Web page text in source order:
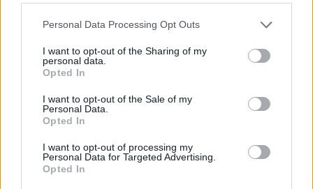
Please note that this website/app uses one or more Google
not limited to your visit or usage behaviour. You may click to
grant or deny consent to Google and its third-party tags to
use your data for below specified purposes in below Google
consent section.
Personal Data Processing Opt Outs
I want to opt-out of the Sharing of my
personal data.
Opted In
I want to opt-out of the Sale of my
Personal Data.
Opted In
I want to opt-out of processing my
Personal Data for Targeted Advertising.
Opted In
Színésztársai csupán epizódok mellette, (a
dramaturgiából is ez következik) a férfi
lejátszik a színpadról. A férfiak puszta
sablonok (Tahi Tóth László, Szöcs Artúr,
nem is ismernek, hiszen a nő csak tükör,
mindenkinek azt a nőképet mutatja, amire
nem tudják az igazi nevét, mindeni úgy hívja,
ahogy kedve tartja.